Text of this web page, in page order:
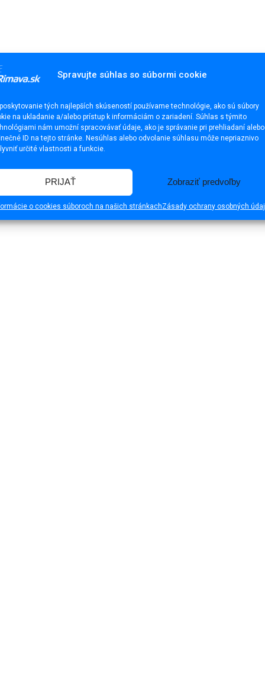
Spravujte súhlas so súbormi cookie
tých najlepších skúseností používame technológie, ako sú súbory
na ukladanie a/alebo prístup k informáciám o zariadení. Súhlas s týmito
nám umožní spracovávať údaje, ako je správanie pri prehliadaní alebo
ID na tejto stránke. Nesúhlas alebo odvolanie súhlasu môže nepriaznivo
určité vlastnosti a funkcie.
PRIJAŤ Zobraziť predvoľby
o cookies súboroch na našich stránkachZásady ochrany osobných